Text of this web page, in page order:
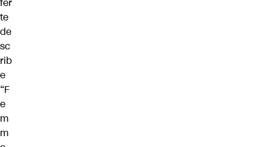
te
de
sc
rib
e
“F
e
m
m